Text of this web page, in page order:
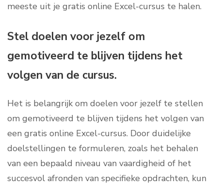
meeste uit je gratis online Excel-cursus te halen.
Stel doelen voor jezelf om
gemotiveerd te blijven tijdens het
volgen van de cursus.
Het is belangrijk om doelen voor jezelf te stellen
om gemotiveerd te blijven tijdens het volgen van
een gratis online Excel-cursus. Door duidelijke
doelstellingen te formuleren, zoals het behalen
van een bepaald niveau van vaardigheid of het
succesvol afronden van specifieke opdrachten, kun